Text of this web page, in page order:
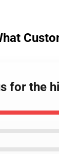
for the